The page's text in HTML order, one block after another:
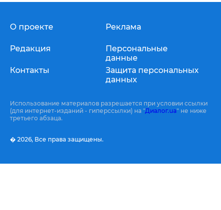
О проекте
Редакция
Контакты
Реклама
Персональные
данные
Защита персональных
данных
Использование материалов разрешается при условии ссылки
(для интернет-изданий - гиперссылки) на "Диалог.ua" не ниже
третьего абзаца.
� 2026, Все права защищены.